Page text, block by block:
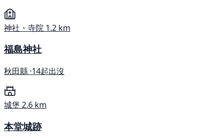
神社・寺院 1.2 km
福島神社
秋田縣 ·14起出沒
城堡 2.6 km
本堂城跡